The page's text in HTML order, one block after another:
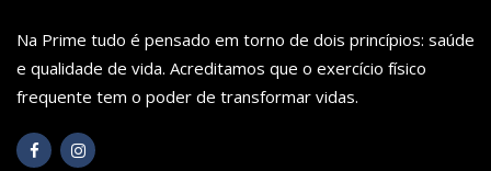
Na Prime tudo é pensado em torno de dois princípios: saúde
e qualidade de vida. Acreditamos que o exercício físico
frequente tem o poder de transformar vidas.